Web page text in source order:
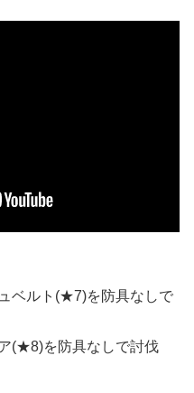
ベルト(★7)を防具なしで
(★8)を防具なしで討伐